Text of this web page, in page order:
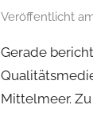
Veröffentlicht
Gerade
Mittelmeer.